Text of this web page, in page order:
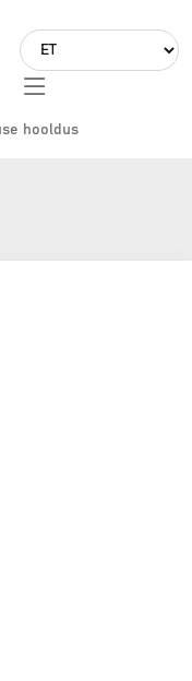
L
a
hooldus